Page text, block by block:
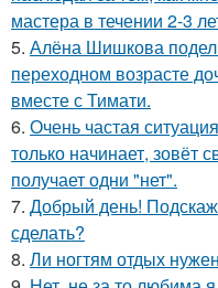
мастера в течении 2-3
5. Алёна Шишкова
переходном возрасте
вместе с Тимати.
6. Очень частая
только начинает, зовёт
получает одни "нет".
7. Добрый день!
сделать?
8. Ли ногтям отдых